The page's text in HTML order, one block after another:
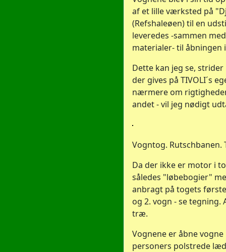
af et lille værksted på
(Refshaleøen) til en
leveredes -sammen
materialer- til åbningen
Dette kan jeg se,
der gives på TIVOLI´s
nærmere om
andet - vil jeg nødigt
Vogntog. Rutschbanen.
Da der ikke er motor i
således "løbebogier"
anbragt på togets
og 2. vogn - se tegning.
træ.
Vognene er åbne
personers polstrede